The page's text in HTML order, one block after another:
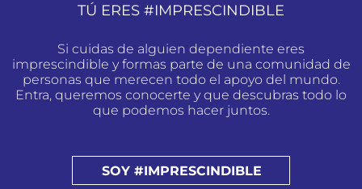
TÚ ERES #IMPRESCINDIBLE
Si cuidas de alguien dependiente eres
imprescindible y formas parte de una comunidad de
personas que merecen todo el apoyo del mundo.
Entra, queremos conocerte y que descubras todo lo
que podemos hacer juntos.
SOY #IMPRESCINDIBLE